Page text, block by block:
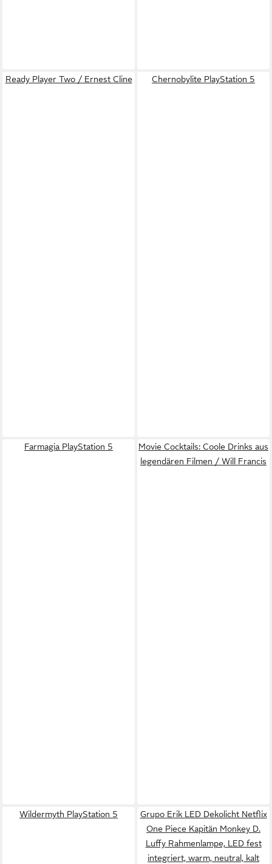
Ready Player Two / Ernest Cline Chernobylite PlayStation 5
Farmagia PlayStation 5
Movie Cocktails: Coole Drinks aus
legendären Filmen / Will Francis
Wildermyth PlayStation 5
Grupo Erik LED Dekolicht Netflix
One Piece Kapitän Monkey D.
Luffy Rahmenlampe, LED fest
integriert, warm, neutral, kalt